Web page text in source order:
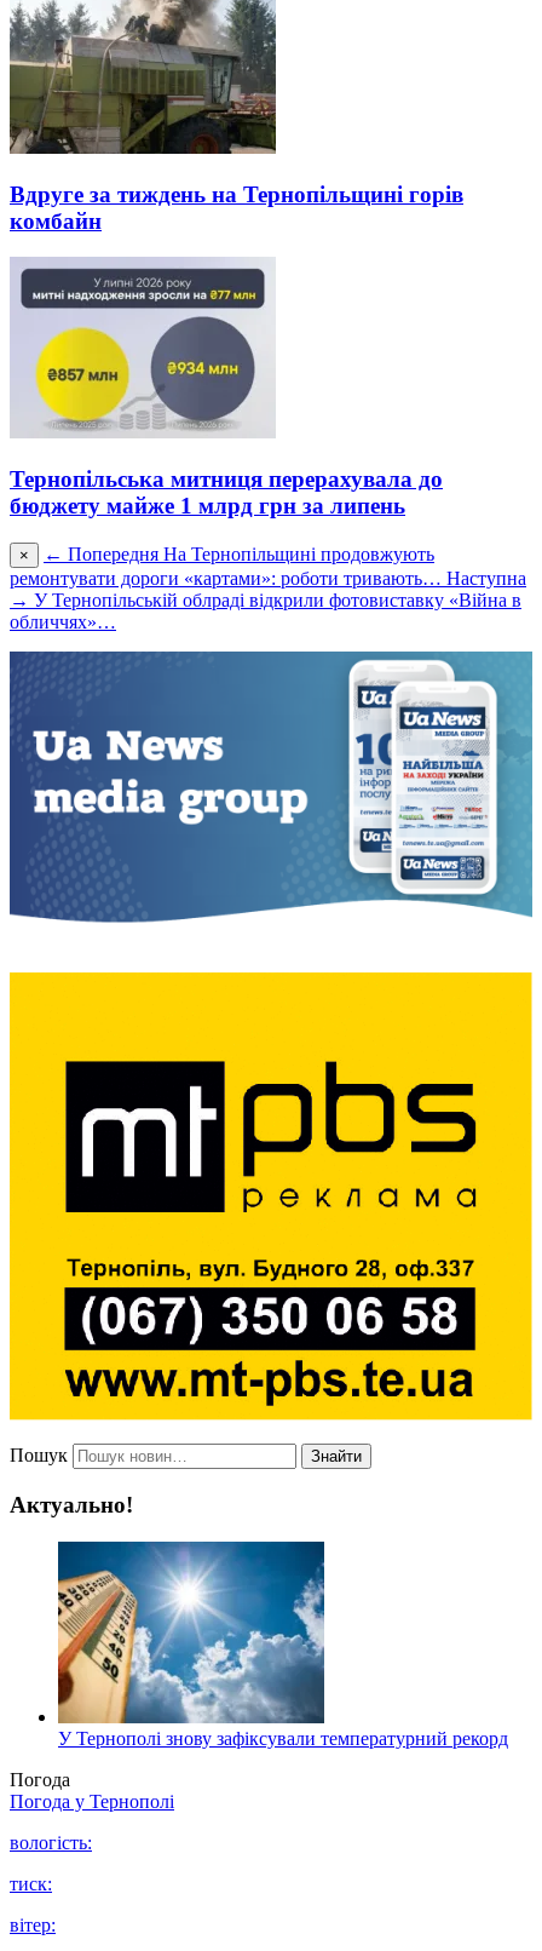
Вдруге за тиждень на Тернопільщині горів
комбайн
Тернопільська митниця перерахувала до
бюджету майже 1 млрд грн за липень
× ← Попередня На Тернопільщині продовжують
ремонтувати дороги «картами»: роботи тривають… Наступна
→ У Тернопільській облраді відкрили фотовиставку «Війна в
обличчях»…
Пошук Знайти
Актуально!
У Тернополі знову зафіксували температурний рекорд
Погода
Погода у Тернополі
вологість:
тиск:
вітер: